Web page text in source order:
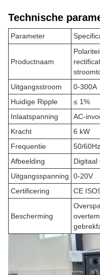
Technische
Parameter
Productnaam
Uitgangsstroom
0-300A
Huidige Ripple
≤ 1%
Inlaatspanning
AC-
Kracht
6 kW
Frequentie
50/60Hz
Afbeelding
Digitaal
Uitgangsspanning
0-20V
Certificering
CE
Bescherming